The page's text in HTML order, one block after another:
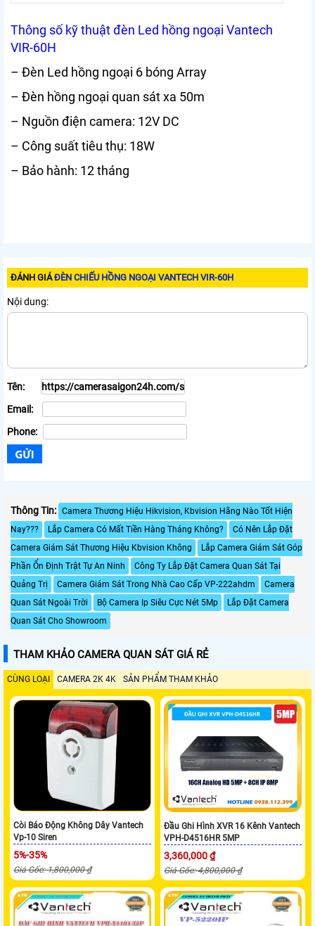
Thông số kỹ thuật đèn Led hồng ngoại Vantech
VIR-60H
– Đèn Led hồng ngoại 6 bóng Array
– Đèn hồng ngoại quan sát xa 50m
– Nguồn điện camera: 12V DC
– Công suất tiêu thụ: 18W
– Bảo hành: 12 tháng
ĐÁNH GIÁĐÈN CHIẾU HỒNG NGOẠI VANTECH VIR-60H
Nội dung:
Tên:
Email:
Phone:
Thông Tin: Camera Thương Hiệu Hikvision, Kbvision Hãng Nào Tốt Hiện
Nay???
Lắp Camera Có Mất Tiền Hàng Tháng Không?
Có Nên Lắp Đặt
Camera Giám Sát Thương Hiệu Kbvision Không
Lắp Camera Giám Sát Góp
Phần Ổn Định Trật Tự An Ninh
Công Ty Lắp Đặt Camera Quan Sát Tại
Quảng Trị
Camera Giám Sát Trong Nhà Cao Cấp VP-222ahdm
Camera
Quan Sát Ngoài Trời
Bộ Camera Ip Siêu Cực Nét 5Mp
Lắp Đặt Camera
Quan Sát Cho Showroom
THAM KHẢO CAMERA QUAN SÁT GIÁ RẺ
CÙNG LOẠI CAMERA 2K 4K SẢN PHẨM THAM KHẢO
Còi Báo Động Không Dây Vantech
Vp-10 Siren
5%-35%
Giá Gốc: 1,800,000 ₫
Đầu Ghi Hình XVR 16 Kênh Vantech
VPH-D4516HR 5MP
3,360,000 ₫
Giá Gốc: 4,800,000 ₫